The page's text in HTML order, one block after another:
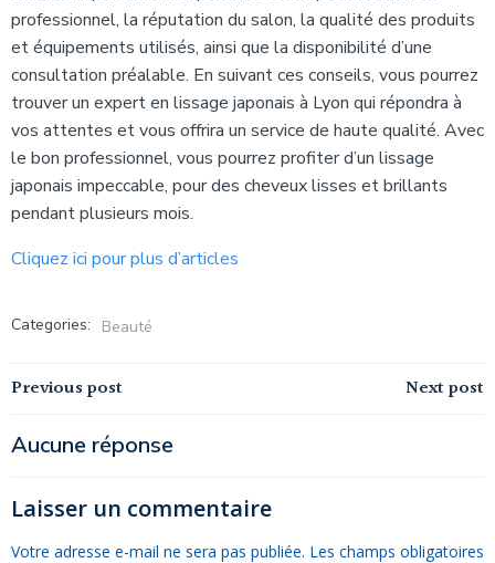
professionnel, la réputation du salon, la qualité des produits
et équipements utilisés, ainsi que la disponibilité d’une
consultation préalable. En suivant ces conseils, vous pourrez
trouver un expert en lissage japonais à Lyon qui répondra à
vos attentes et vous offrira un service de haute qualité. Avec
le bon professionnel, vous pourrez profiter d’un lissage
japonais impeccable, pour des cheveux lisses et brillants
pendant plusieurs mois.
Cliquez ici pour plus d’articles
Categories: Beauté
Navigation
de
l’article
Previous post Navigation
l’article
Next post
Aucune réponse
Laisser un commentaire
Votre adresse e-mail ne sera pas publiée. Les champs obligatoires